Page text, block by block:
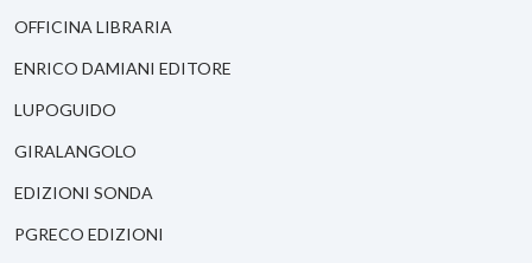
OFFICINA LIBRARIA
ENRICO DAMIANI EDITORE
LUPOGUIDO
GIRALANGOLO
EDIZIONI SONDA
PGRECO EDIZIONI